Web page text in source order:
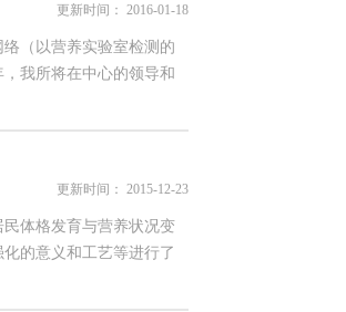
更新时间： 2016-01-18
（以营养实验室检测的
我所将在中心的领导和
更新时间： 2015-12-23
体格发育与营养状况变
的意义和工艺等进行了